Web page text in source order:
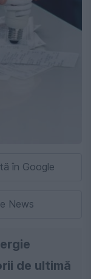
în Google
News
de ultimă